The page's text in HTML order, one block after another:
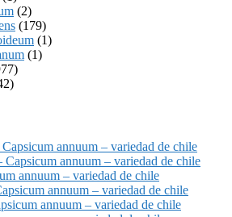
(2)
(179)
(1)
(1)
annuum – variedad de chile
annuum – variedad de chile
annuum – variedad de chile
annuum – variedad de chile
annuum – variedad de chile